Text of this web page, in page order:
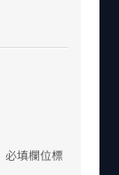
必填欄位標